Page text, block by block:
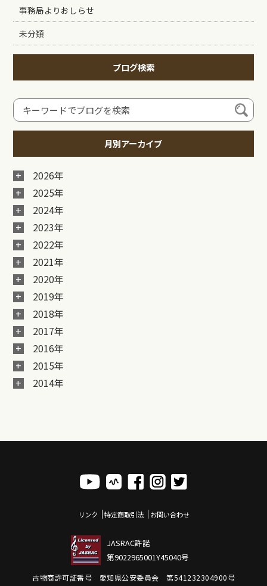
事務局よりおしらせ
未分類
ブログ検索
月別アーカイブ
2026年
2025年
2024年
2023年
2022年
2021年
2020年
2019年
2018年
2017年
2016年
2015年
2014年
リンク 特定商取引法 お問い合わせ
JASRAC許諾
第9022965001Y45040号
古物商許可証番号 愛知県公安委員会 第541232304900号